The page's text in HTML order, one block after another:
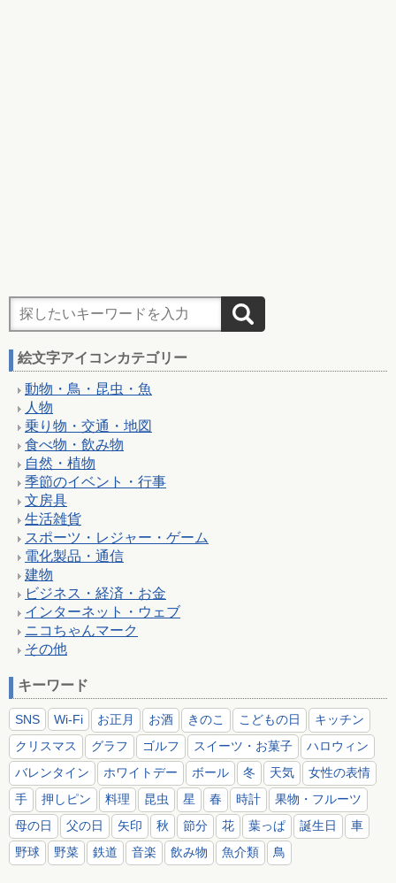
絵文字アイコンカテゴリー
動物・鳥・昆虫・魚
人物
乗り物・交通・地図
食べ物・飲み物
自然・植物
季節のイベント・行事
文房具
生活雑貨
スポーツ・レジャー・ゲーム
電化製品・通信
建物
ビジネス・経済・お金
インターネット・ウェブ
ニコちゃんマーク
その他
キーワード
SNS Wi-Fi お正月 お酒 きのこ こどもの日
キッチン
クリスマス
グラフ ゴルフ スイーツ・お菓子
ハロウィン
バレンタイン
ホワイトデー ボール 冬 天気
女性の表情
手
押しピン 料理 昆虫 星 春 時計
果物・フルーツ
母の日
父の日 矢印 秋 節分 花 葉っぱ 誕生日
車
野球
野菜 鉄道 音楽 飲み物 魚介類 鳥